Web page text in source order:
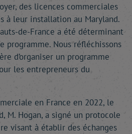
des licences commerciales
à leur installation au Maryland.
de-France a été déterminant
programme. Nous réfléchissons
d’organiser un programme
les entrepreneurs du
en France en 2022, le
M. Hogan, a signé un protocole
visant à établir des échanges